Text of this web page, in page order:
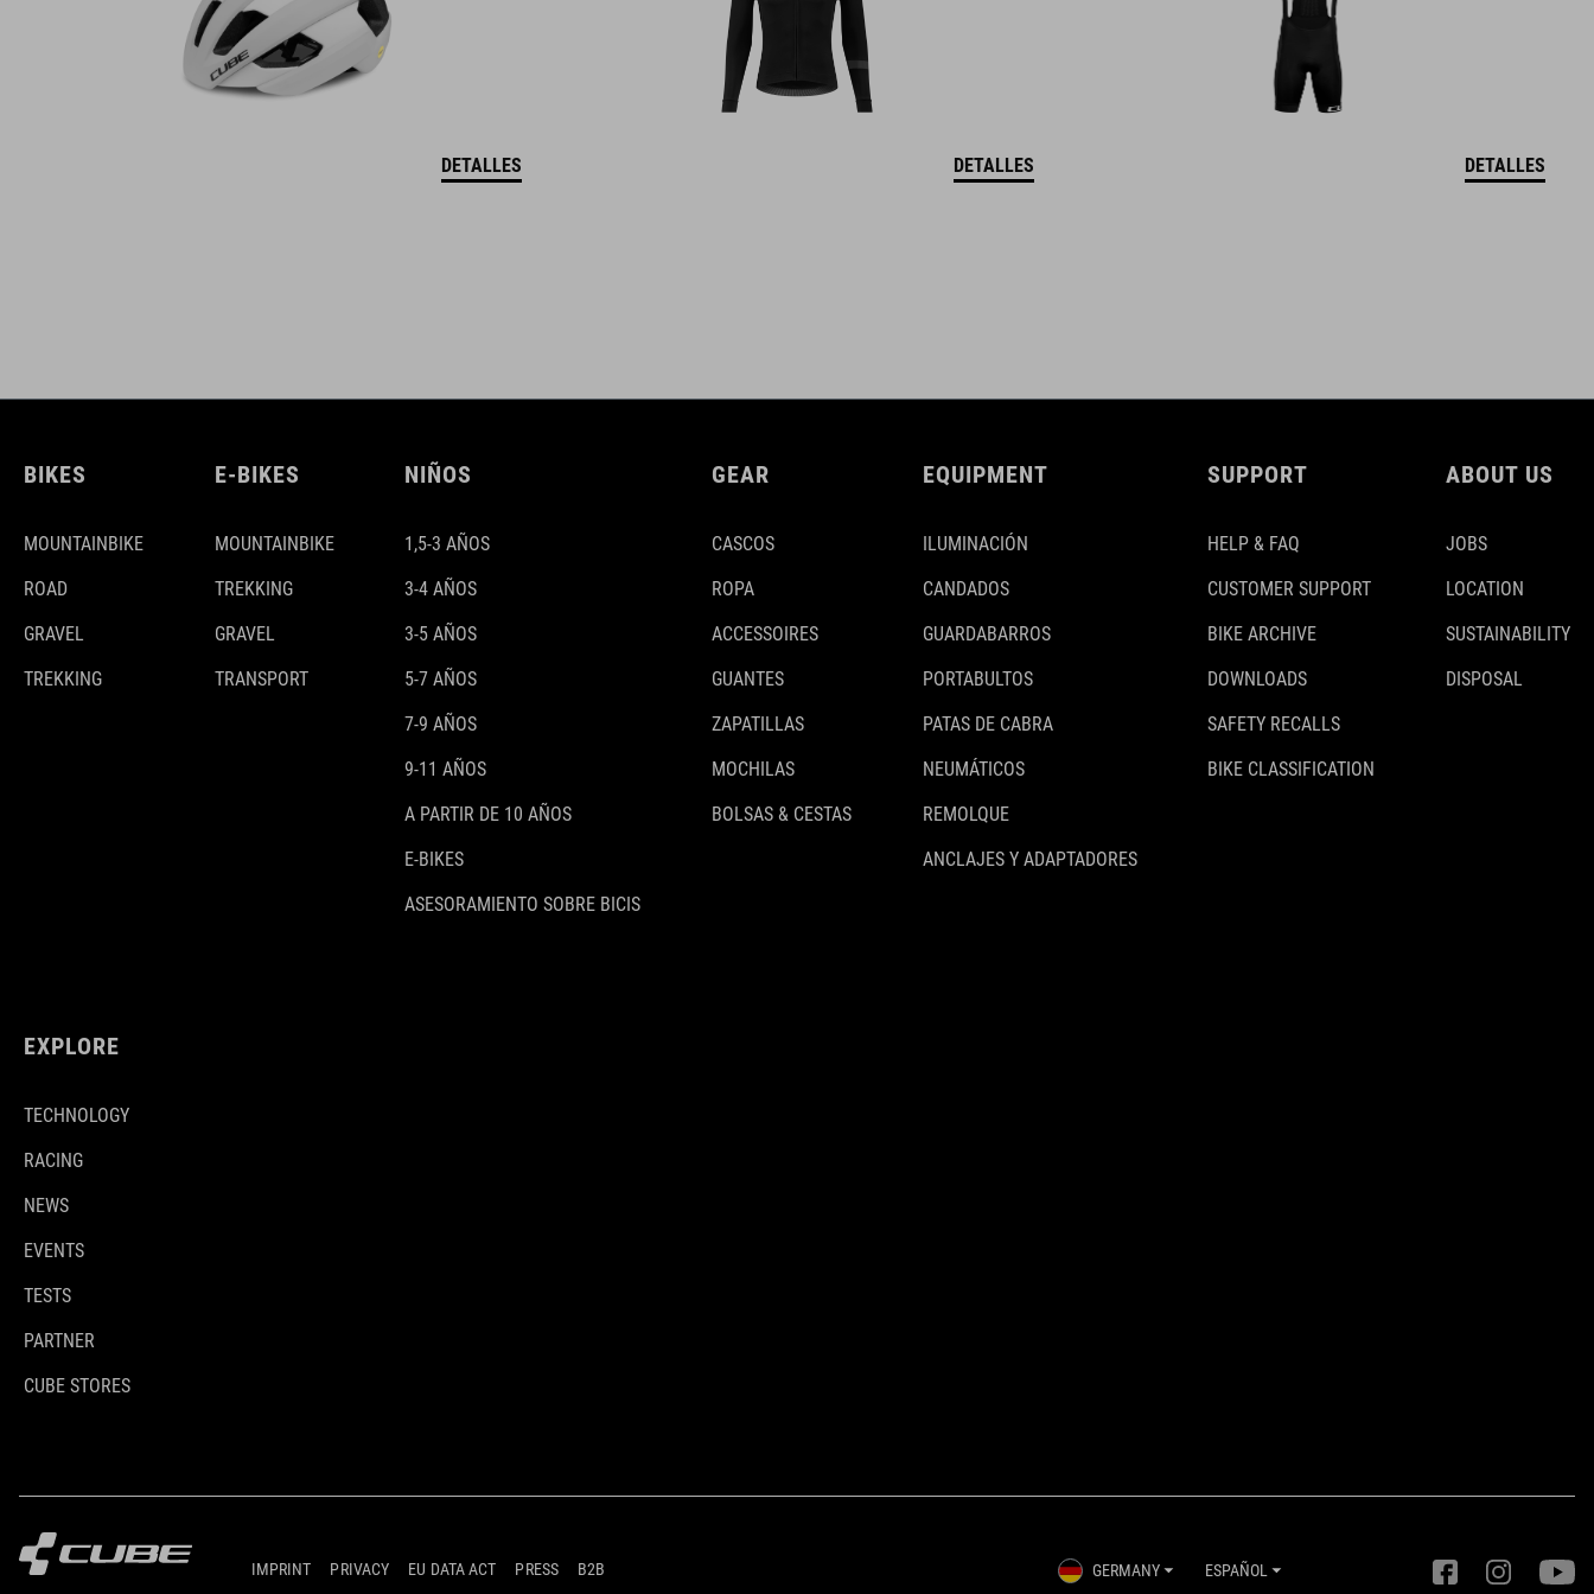
DETALLES DETALLES DETALLES
BIKES
MOUNTAINBIKE
ROAD
GRAVEL
TREKKING
E-BIKES
MOUNTAINBIKE
TREKKING
GRAVEL
TRANSPORT
NIÑOS
1,5-3 AÑOS
3-4 AÑOS
3-5 AÑOS
5-7 AÑOS
7-9 AÑOS
9-11 AÑOS
A PARTIR DE 10 AÑOS
E-BIKES
ASESORAMIENTO SOBRE BICIS
GEAR
CASCOS
ROPA
ACCESSOIRES
GUANTES
ZAPATILLAS
MOCHILAS
BOLSAS & CESTAS
EQUIPMENT
ILUMINACIÓN
CANDADOS
GUARDABARROS
PORTABULTOS
PATAS DE CABRA
NEUMÁTICOS
REMOLQUE
ANCLAJES Y ADAPTADORES
SUPPORT
HELP & FAQ
CUSTOMER SUPPORT
BIKE ARCHIVE
DOWNLOADS
SAFETY RECALLS
BIKE CLASSIFICATION
ABOUT US
JOBS
LOCATION
SUSTAINABILITY
DISPOSAL
EXPLORE
TECHNOLOGY
RACING
NEWS
EVENTS
TESTS
PARTNER
CUBE STORES
IMPRINT PRIVACY EU DATA ACT PRESS B2B GERMANY ESPAÑOL